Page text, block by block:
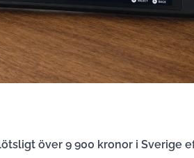
över 9 900 kronor i Sverige